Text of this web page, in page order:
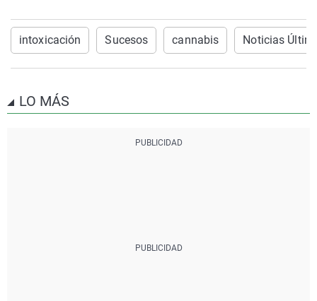
intoxicación Sucesos cannabis Noticias
LO MÁS